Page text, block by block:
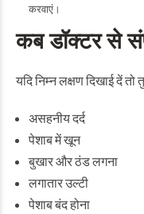
करवाएं।
कब डॉक्टर से
यदि निम्न लक्षण दिखाई दें
असहनीय दर्द
पेशाब में खून
बुखार और ठंड लगना
लगातार उल्टी
पेशाब बंद होना